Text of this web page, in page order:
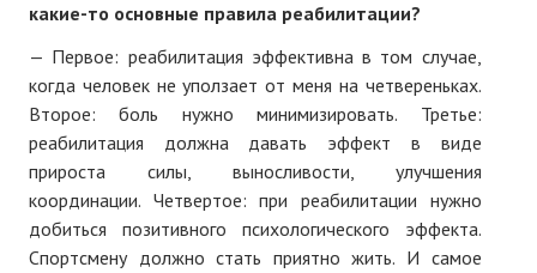
какие-то основные правила реабилитации?
— Первое: реабилитация эффективна в том случае,
когда человек не уползает от меня на четвереньках.
Второе: боль нужно минимизировать. Третье:
реабилитация должна давать эффект в виде
прироста силы, выносливости, улучшения
координации. Четвертое: при реабилитации нужно
добиться позитивного психологического эффекта.
Спортсмену должно стать приятно жить. И самое